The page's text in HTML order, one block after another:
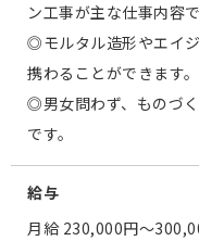
ン工事が主な仕事内容で
◎モルタル造形やエイ
携わることができます。
◎男女問わず、ものづ
です。
給与
月給 230,000円～